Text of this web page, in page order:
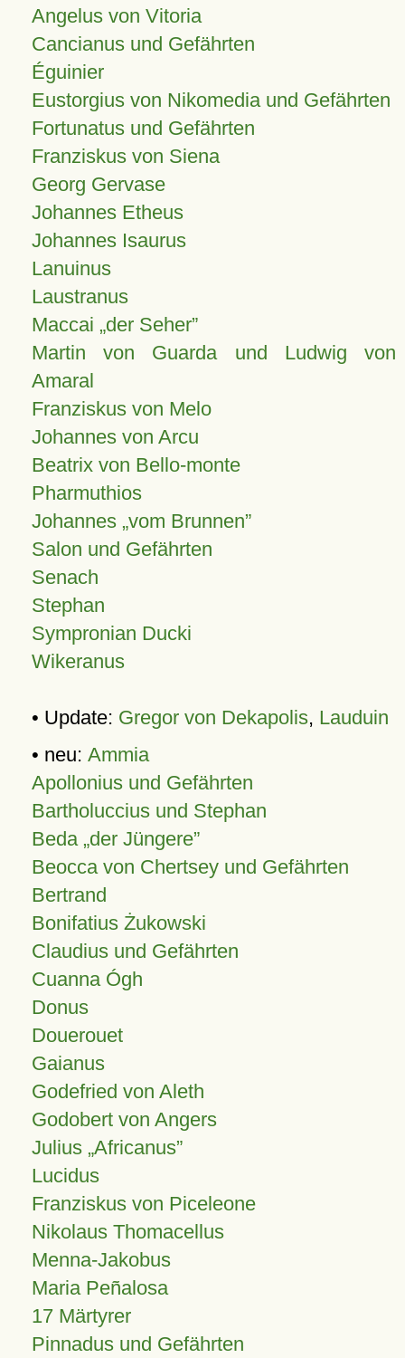
Angelus von Vitoria
Cancianus und Gefährten
Éguinier
Eustorgius von Nikomedia und Gefährten
Fortunatus und Gefährten
Franziskus von Siena
Georg Gervase
Johannes Etheus
Johannes Isaurus
Lanuinus
Laustranus
Maccai „der Seher”
Martin von Guarda und Ludwig von
Amaral
Franziskus von Melo
Johannes von Arcu
Beatrix von Bello-monte
Pharmuthios
Johannes vom Brunnen
Salon und Gefährten
Senach
Stephan
Sympronian Ducki
Wikeranus
• Update: Gregor von Dekapolis, Lauduin
• neu: Ammia
Apollonius und Gefährten
Bartholuccius und Stephan
Beda „der Jüngere”
Beocca von Chertsey und Gefährten
Bertrand
Bonifatius Żukowski
Claudius und Gefährten
Cuanna Ógh
Donus
Douerouet
Gaianus
Godefried von Aleth
Godobert von Angers
Julius Africanus
Lucidus
Franziskus von Piceleone
Nikolaus Thomacellus
Menna-Jakobus
Maria Peñalosa
17 Märtyrer
Pinnadus und Gefährten